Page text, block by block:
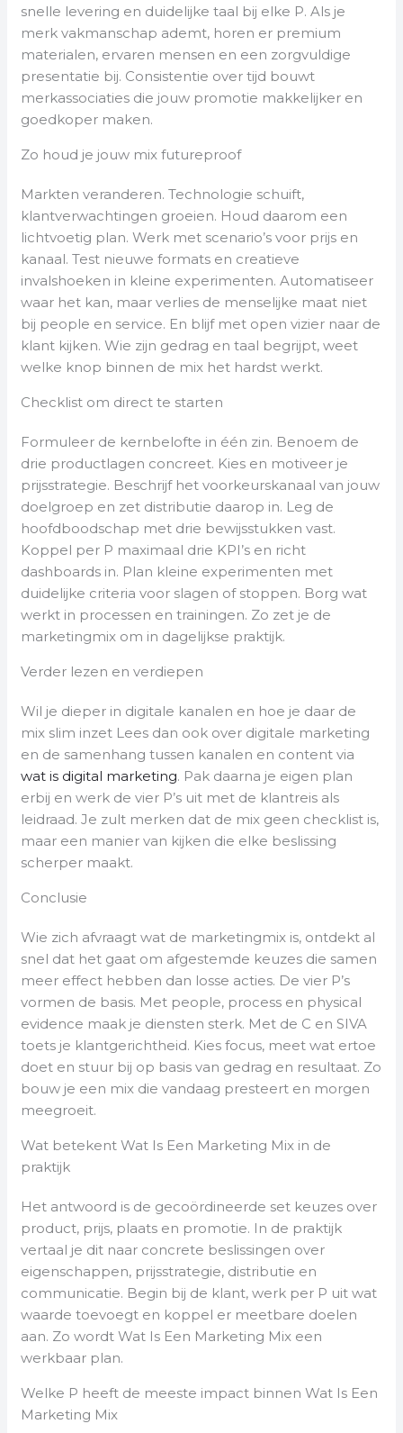
snelle levering en duidelijke taal bij elke P. Als je
merk vakmanschap ademt, horen er premium
materialen, ervaren mensen en een zorgvuldige
presentatie bij. Consistentie over tijd bouwt
merkassociaties die jouw promotie makkelijker en
goedkoper maken.
Zo houd je jouw mix futureproof
Markten veranderen. Technologie schuift,
klantverwachtingen groeien. Houd daarom een
lichtvoetig plan. Werk met scenario’s voor prijs en
kanaal. Test nieuwe formats en creatieve
invalshoeken in kleine experimenten. Automatiseer
waar het kan, maar verlies de menselijke maat niet
bij people en service. En blijf met open vizier naar de
klant kijken. Wie zijn gedrag en taal begrijpt, weet
welke knop binnen de mix het hardst werkt.
Checklist om direct te starten
Formuleer de kernbelofte in één zin. Benoem de
drie productlagen concreet. Kies en motiveer je
prijsstrategie. Beschrijf het voorkeurskanaal van jouw
doelgroep en zet distributie daarop in. Leg de
hoofdboodschap met drie bewijsstukken vast.
Koppel per P maximaal drie KPI’s en richt
dashboards in. Plan kleine experimenten met
duidelijke criteria voor slagen of stoppen. Borg wat
werkt in processen en trainingen. Zo zet je de
marketingmix om in dagelijkse praktijk.
Verder lezen en verdiepen
Wil je dieper in digitale kanalen en hoe je daar de
mix slim inzet Lees dan ook over digitale marketing
en de samenhang tussen kanalen en content via
wat is digital marketing. Pak daarna je eigen plan
erbij en werk de vier P’s uit met de klantreis als
leidraad. Je zult merken dat de mix geen checklist is,
maar een manier van kijken die elke beslissing
scherper maakt.
Conclusie
Wie zich afvraagt wat de marketingmix is, ontdekt al
snel dat het gaat om afgestemde keuzes die samen
meer effect hebben dan losse acties. De vier P’s
vormen de basis. Met people, process en physical
evidence maak je diensten sterk. Met de C en SIVA
toets je klantgerichtheid. Kies focus, meet wat ertoe
doet en stuur bij op basis van gedrag en resultaat. Zo
bouw je een mix die vandaag presteert en morgen
meegroeit.
Wat betekent Wat Is Een Marketing Mix in de
praktijk
Het antwoord is de gecoördineerde set keuzes over
product, prijs, plaats en promotie. In de praktijk
vertaal je dit naar concrete beslissingen over
eigenschappen, prijsstrategie, distributie en
communicatie. Begin bij de klant, werk per P uit wat
waarde toevoegt en koppel er meetbare doelen
aan. Zo wordt Wat Is Een Marketing Mix een
werkbaar plan.
Welke P heeft de meeste impact binnen Wat Is Een
Marketing Mix